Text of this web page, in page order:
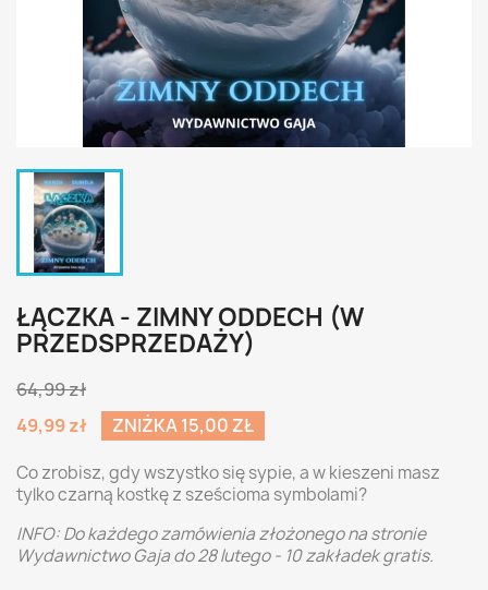
ŁĄCZKA - ZIMNY ODDECH (W
PRZEDSPRZEDAŻY)
64,99 zł
49,99 zł
ZNIŻKA 15,00 ZŁ
Co zrobisz, gdy wszystko się sypie, a w kieszeni masz
tylko czarną kostkę z sześcioma symbolami?
INFO: Do każdego zamówienia złożonego na stronie
Wydawnictwo Gaja do 28 lutego - 10 zakładek gratis.